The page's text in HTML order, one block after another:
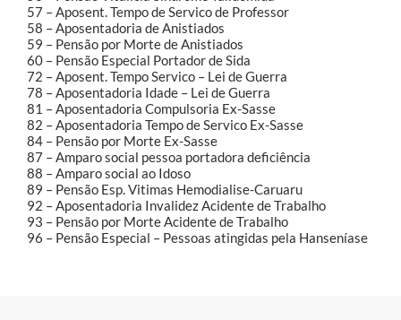
57 – Aposent. Tempo de Servico de Professor
58 – Aposentadoria de Anistiados
59 – Pensão por Morte de Anistiados
60 – Pensão Especial Portador de Sida
72 – Aposent. Tempo Servico – Lei de Guerra
78 – Aposentadoria Idade – Lei de Guerra
81 – Aposentadoria Compulsoria Ex-Sasse
82 – Aposentadoria Tempo de Servico Ex-Sasse
84 – Pensão por Morte Ex-Sasse
87 – Amparo social pessoa portadora deficiência
88 – Amparo social ao Idoso
89 – Pensão Esp. Vitimas Hemodialise-Caruaru
92 – Aposentadoria Invalidez Acidente de Trabalho
93 – Pensão por Morte Acidente de Trabalho
96 – Pensão Especial – Pessoas atingidas pela Hanseníase